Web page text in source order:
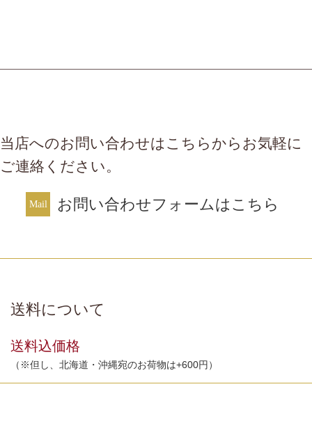
当店へのお問い合わせはこちらからお気軽に
ご連絡ください。
お問い合わせフォームはこちら
送料について
送料込価格
（※但し、北海道・沖縄宛のお荷物は+600円）